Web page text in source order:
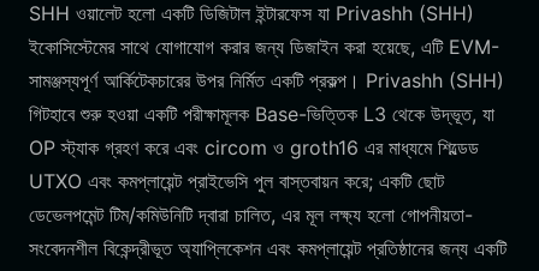
SHH ওয়ালেট হলো একটি ডিজিটাল ইন্টারফেস যা Privashh (SHH)
ইকোসিস্টেমের সাথে যোগাযোগ করার জন্য ডিজাইন করা হয়েছে, এটি EVM-
সামঞ্জস্যপূর্ণ আর্কিটেকচারের উপর নির্মিত একটি প্রকল্প। Privashh (SHH)
গিটহাবে শুরু হওয়া একটি পরীক্ষামূলক Base-ভিত্তিক L3 থেকে উদ্ভূত, যা
OP স্ট্যাক গ্রহণ করে এবং circom ও groth16 এর মাধ্যমে শিল্ডেড
UTXO এবং কমপ্লায়েন্ট প্রাইভেসি পুল বাস্তবায়ন করে; একটি ছোট
ডেভেলপমেন্ট টিম/কমিউনিটি দ্বারা চালিত, এর মূল লক্ষ্য হলো গোপনীয়তা-
সংবেদনশীল বিকেন্দ্রীভূত অ্যাপ্লিকেশন এবং কমপ্লায়েন্ট প্রতিষ্ঠানের জন্য একটি